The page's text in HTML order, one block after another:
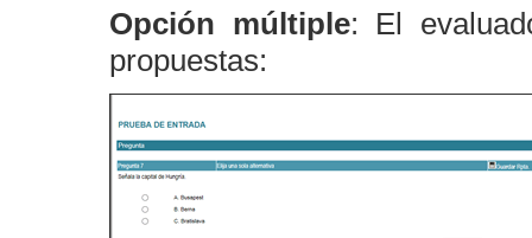
Opción múltiple: El
propuestas: